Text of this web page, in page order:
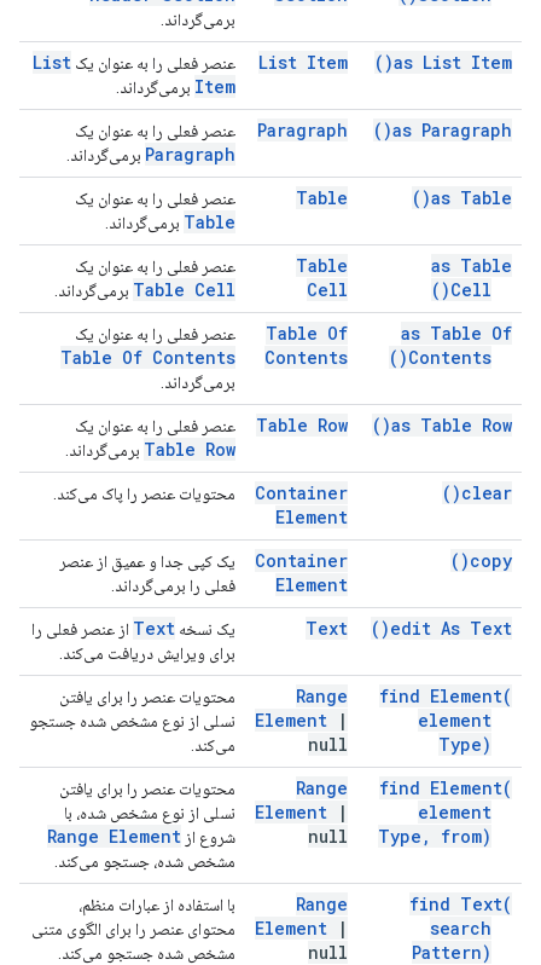
برمی‌گرداند.
as List Item(
)
List Item عنصر فعلی را به عنوان یک List
Item برمی‌گرداند.
as Paragraph(
)
Paragraph عنصر فعلی را به عنوان یک
Paragraph برمی‌گرداند.
as Table(
)
Table عنصر فعلی را به عنوان یک
Table برمی‌گرداند.
as Table
Cell(
)
Table
Cell
عنصر فعلی را به عنوان یک
Table Cell برمی‌گرداند.
as Table Of
Contents(
)
Table Of
Contents
عنصر فعلی را به عنوان یک
Table Of Contents
برمی‌گرداند.
as Table Row(
)
Table Row عنصر فعلی را به عنوان یک
Table Row برمی‌گرداند.
clear(
)
Container
Element
محتویات عنصر را پاک می‌کند.
copy(
)
Container
Element
یک کپی جدا و عمیق از عنصر
فعلی را برمی‌گرداند.
edit As Text(
)
Text یک نسخه Text از عنصر فعلی را
برای ویرایش دریافت می‌کند.
find Element(
element
Type)
Range
Element
|
null
محتویات عنصر را برای یافتن
نسلی از نوع مشخص شده جستجو
می‌کند.
find Element(
element
Type , from)
Range
Element
|
null
محتویات عنصر را برای یافتن
نسلی از نوع مشخص شده، با
شروع از Range Element
مشخص شده، جستجو می‌کند.
find Text(
search
Pattern)
Range
Element
|
null
با استفاده از عبارات منظم،
محتوای عنصر را برای الگوی متنی
مشخص شده جستجو می‌کند.